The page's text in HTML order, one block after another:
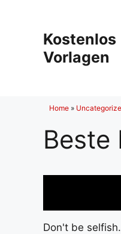
Kostenlos
Vorlagen
Home »
Beste
Don't be